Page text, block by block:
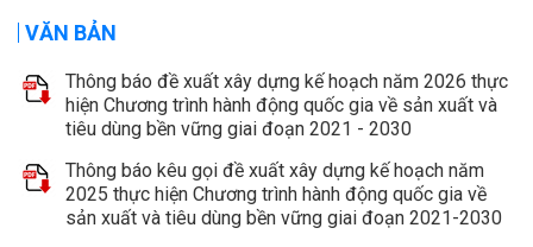
VĂN BẢN
Thông báo đề xuất xây dựng kế hoạch năm 2026 thực
hiện Chương trình hành động quốc gia về sản xuất và
tiêu dùng bền vững giai đoạn 2021 - 2030
Thông báo kêu gọi đề xuất xây dựng kế hoạch năm
2025 thực hiện Chương trình hành động quốc gia về
sản xuất và tiêu dùng bền vững giai đoạn 2021-2030